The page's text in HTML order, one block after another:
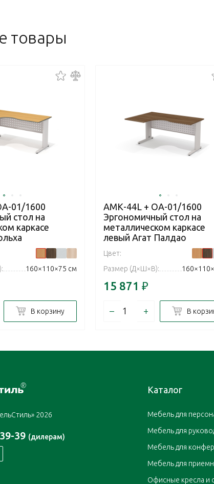
товары
01/1600
стол на
каркасе
160×110×75 см
В корзину
АМК-44L + ОА-01/1600
Эргономичный стол на
металлическом каркасе
левый Агат Палдао
Цвет:
Размер (Д×Ш×В):
15 871 ₽
– + В
2026
39 (дилерам)
Каталог
Мебель для
Мебель для
Мебель для
Мебель для
Офисные кресла и